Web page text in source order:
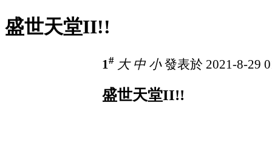
盛世天堂II!!
1# 大 中 小發表於 2021-8-29
盛世天堂II!!